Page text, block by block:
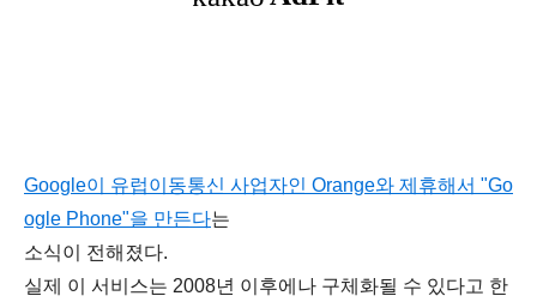
Google이 유럽이동통신 사업자인 Orange와 제휴해서 "Go
ogle Phone"을 만든다는
소식이 전해졌다.
실제 이 서비스는 2008년 이후에나 구체화될 수 있다고 한